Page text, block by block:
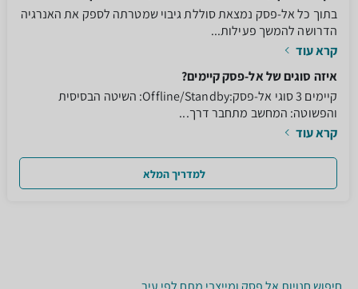
בתוך כל אל-פסק נמצאת סוללת גיבוי שמטרתה לספק את האנרגיה
הדרושה להמשך פעילות...
קרא עוד
איזה סוגים של אל-פסק קיימים?
קיימים 3 סוגי אל-פסק:Offline/Standby: השיטה הבסיסית
והפשוטה: המחשב מתחבר דרך...
קרא עוד
למדריך המלא